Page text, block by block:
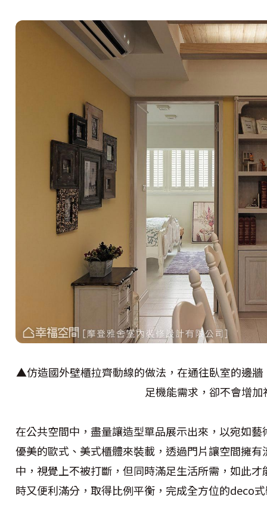
▲仿造國外壁櫃拉齊動線的做法，在通往臥室的邊
足機能需求，卻不會增加
在公共空間中，盡量讓造型單品展示出來，以宛如
優美的歐式、美式櫃體來裝載，透過門片讓空間擁
中，視覺上不被打斷，但同時滿足生活所需，如此
時又便利滿分，取得比例平衡，完成全方位的deco